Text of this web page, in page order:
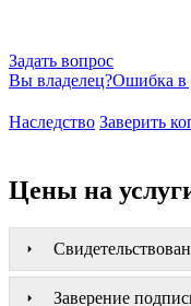
Задать вопрос
Вы владелец?Ошибка в
Наследство Заверить
Цены на
Заверение